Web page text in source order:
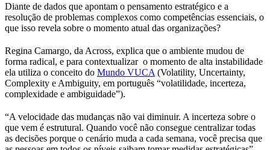
Diante de dados que apontam o pensamento estratégico e a
resolução de problemas complexos como competências essenciais, o
que isso revela sobre o momento atual das organizações?
Regina Camargo, da Across, explica que o ambiente mudou de
forma radical, e para contextualizar o momento de alta instabilidade
ela utiliza o conceito do Mundo VUCA (Volatility, Uncertainty,
Complexity e Ambiguity, em português “volatilidade, incerteza,
complexidade e ambiguidade”).
“A velocidade das mudanças não vai diminuir. A incerteza sobre o
que vem é estrutural. Quando você não consegue centralizar todas
as decisões porque o cenário muda a cada semana, você precisa que